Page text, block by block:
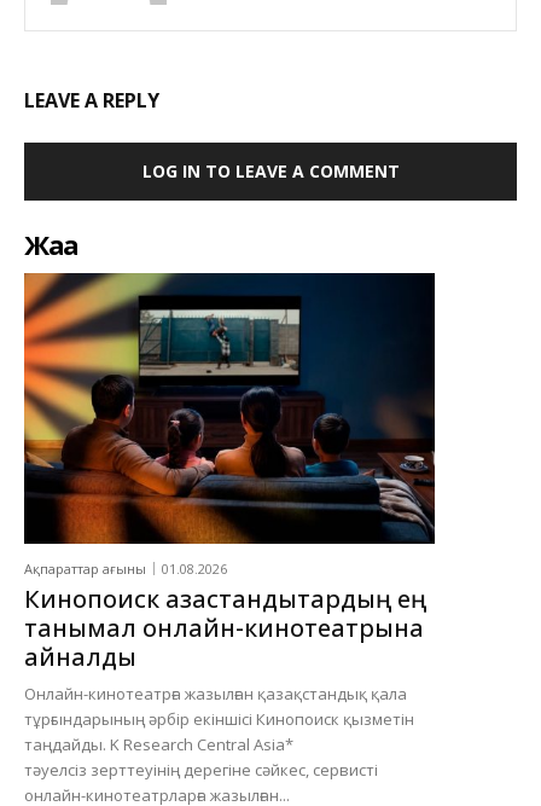
LEAVE A REPLY
LOG IN TO LEAVE A COMMENT
Жаңа
Ақпараттар ағыны 01.08.2026
Кинопоиск қазақстандықтардың ең
танымал онлайн-кинотеатрына
айналды
Онлайн-кинотеатрға жазылған қазақстандық қала
тұрғындарының әрбір екіншісі Кинопоиск қызметін
таңдайды. K Research Central Asia*
тәуелсіз зерттеуінің дерегіне сәйкес, сервисті
онлайн-кинотеатрларға жазылған...